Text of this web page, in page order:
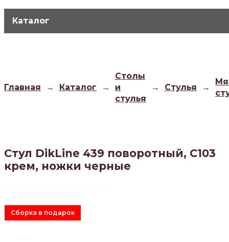
Каталог
Главная → Каталог →
Столы
и
стулья
→ Стулья →
Стул DikLine 439 поворотный, C103
крем, ножки черные
Сборка в подарок